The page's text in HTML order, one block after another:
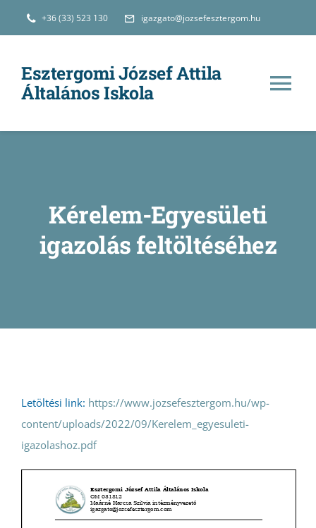
Kihagyás
+36 (33) 523 130 igazgato@jozsefesztergom.hu
Esztergomi József Attila
Általános Iskola
Kapcsolat
Kérelem-Egyesületi
igazolás feltöltéséhez
Letöltési link: https://www.jozsefesztergom.hu/wp-
content/uploads/2022/09/Kerelem_egyesuleti-
igazolashoz.pdf